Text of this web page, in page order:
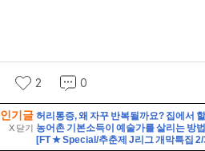
인기글
X 닫기 농어촌 기본소득이 예술가를 살리는 방법